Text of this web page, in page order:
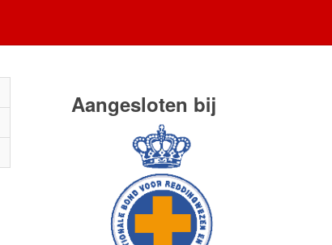
Aangesloten bij